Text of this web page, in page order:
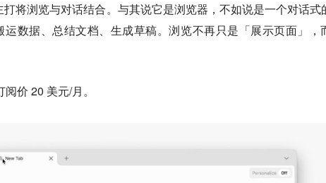
将浏览与对话结合。与其说它是浏览器，不如说是一个对话式
数据、总结文档、生成草稿。浏览不再只是「展示页面」，
价 20 美元/月。